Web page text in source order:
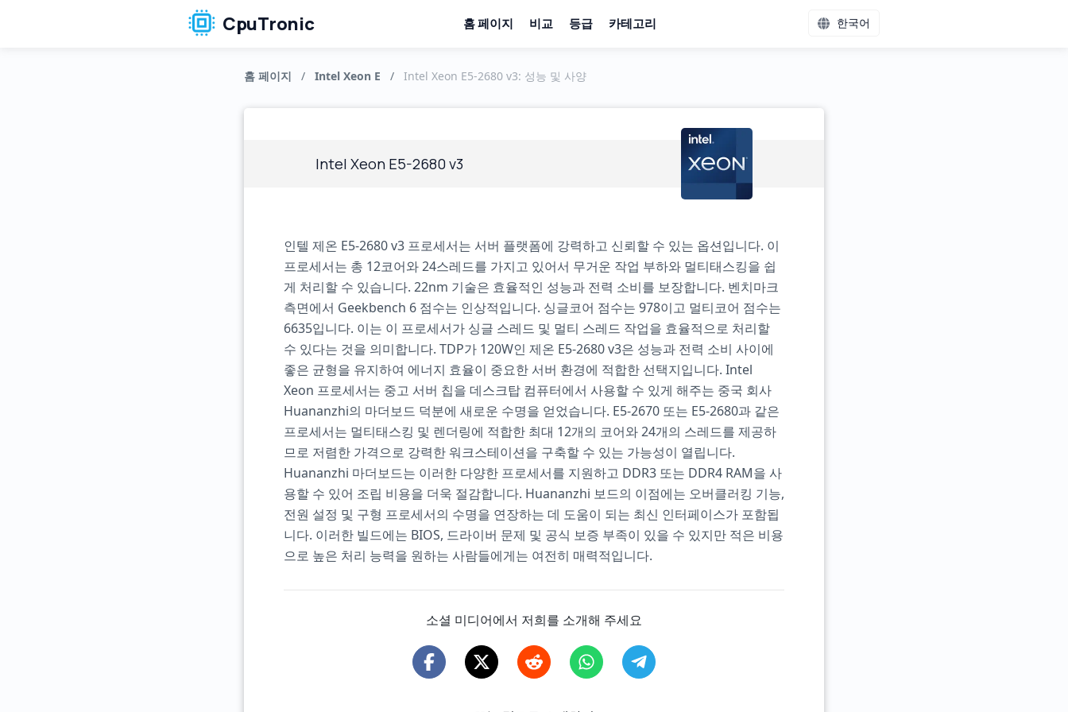
CpuTronic 홈 페이지 비교 등급 카테고리 한국어
홈 페이지 / Intel Xeon E / Intel Xeon E5-2680 v3: 성능 및 사양
Intel Xeon E5-2680 v3
인텔 제온 E5-2680 v3 프로세서는 서버 플랫폼에 강력하고 신뢰할 수 있는 옵션입니다. 이
프로세서는 총 12코어와 24스레드를 가지고 있어서 무거운 작업 부하와 멀티태스킹을 쉽
게 처리할 수 있습니다. 22nm 기술은 효율적인 성능과 전력 소비를 보장합니다. 벤치마크
측면에서 Geekbench 6 점수는 인상적입니다. 싱글코어 점수는 978이고 멀티코어 점수는
6635입니다. 이는 이 프로세서가 싱글 스레드 및 멀티 스레드 작업을 효율적으로 처리할
수 있다는 것을 의미합니다. TDP가 120W인 제온 E5-2680 v3은 성능과 전력 소비 사이에
좋은 균형을 유지하여 에너지 효율이 중요한 서버 환경에 적합한 선택지입니다. Intel
Xeon 프로세서는 중고 서버 칩을 데스크탑 컴퓨터에서 사용할 수 있게 해주는 중국 회사
Huananzhi의 마더보드 덕분에 새로운 수명을 얻었습니다. E5-2670 또는 E5-2680과 같은
프로세서는 멀티태스킹 및 렌더링에 적합한 최대 12개의 코어와 24개의 스레드를 제공하
므로 저렴한 가격으로 강력한 워크스테이션을 구축할 수 있는 가능성이 열립니다.
Huananzhi 마더보드는 이러한 다양한 프로세서를 지원하고 DDR3 또는 DDR4 RAM을 사
용할 수 있어 조립 비용을 더욱 절감합니다. Huananzhi 보드의 이점에는 오버클러킹 기능,
전원 설정 및 구형 프로세서의 수명을 연장하는 데 도움이 되는 최신 인터페이스가 포함됩
니다. 이러한 빌드에는 BIOS, 드라이버 문제 및 공식 보증 부족이 있을 수 있지만 적은 비용
으로 높은 처리 능력을 원하는 사람들에게는 여전히 매력적입니다.
소셜 미디어에서 저희를 소개해 주세요